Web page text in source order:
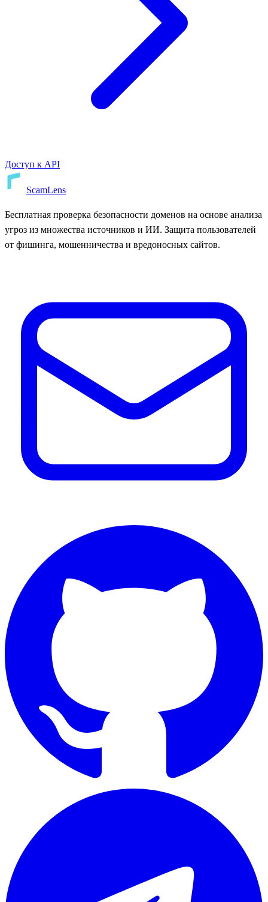
Доступ к API
ScamLens
Бесплатная проверка безопасности доменов на основе анализа
угроз из множества источников и ИИ. Защита пользователей
от фишинга, мошенничества и вредоносных сайтов.